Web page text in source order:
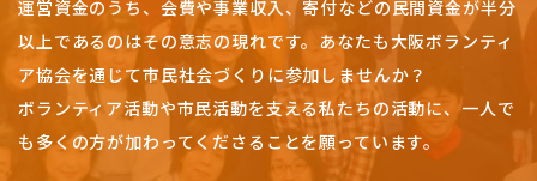
運営資金のうち、会費や事業収入、寄付などの民間資金が半分
以上であるのはその意志の現れです。 あなたも大阪ボランティ
ア協会を通じて市民社会づくりに参加しませんか？
ボランティア活動や市民活動を支える私たちの活動に、一人で
も多くの方が加わってくださることを願っています。